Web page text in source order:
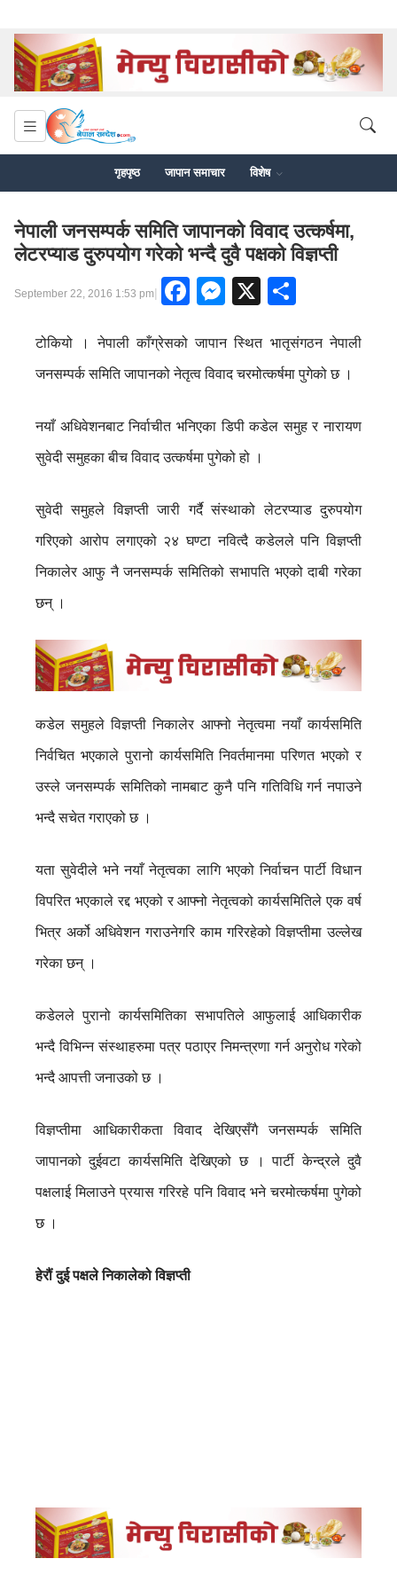
गृहपृष्ठ जापान समाचार विशेष
नेपाली जनसम्पर्क समिति जापानको विवाद उत्कर्षमा,
लेटरप्याड दुरुपयोग गरेको भन्दै दुवै पक्षको विज्ञप्ती
September 22, 2016 1:53 pm| Facebook
Messenger
X
टोकियो । नेपाली काँग्रेसको जापान स्थित भातृसंगठन नेपाली
जनसम्पर्क समिति जापानको नेतृत्व विवाद चरमोत्कर्षमा पुगेको छ ।
नयाँ अधिवेशनबाट निर्वाचीत भनिएका डिपी कडेल समुह र नारायण
सुवेदी समुहका बीच विवाद उत्कर्षमा पुगेको हो ।
सुवेदी समुहले विज्ञप्ती जारी गर्दै संस्थाको लेटरप्याड दुरुपयोग
गरिएको आरोप लगाएको २४ घण्टा नवित्दै कडेलले पनि विज्ञप्ती
निकालेर आफु नै जनसम्पर्क समितिको सभापति भएको दाबी गरेका
छन् ।
कडेल समुहले विज्ञप्ती निकालेर आफ्नो नेतृत्वमा नयाँ कार्यसमिति
निर्वचित भएकाले पुरानो कार्यसमिति निवर्तमानमा परिणत भएको र
उस्ले जनसम्पर्क समितिको नामबाट कुनै पनि गतिविधि गर्न नपाउने
भन्दै सचेत गराएको छ ।
यता सुवेदीले भने नयाँ नेतृत्वका लागि भएको निर्वाचन पार्टी विधान
विपरित भएकाले रद्द भएको र आफ्नो नेतृत्वको कार्यसमितिले एक वर्ष
भित्र अर्को अधिवेशन गराउनेगरि काम गरिरहेको विज्ञप्तीमा उल्लेख
गरेका छन् ।
कडेलले पुरानो कार्यसमितिका सभापतिले आफुलाई आधिकारीक
भन्दै विभिन्न संस्थाहरुमा पत्र पठाएर निमन्त्रणा गर्न अनुरोध गरेको
भन्दै आपत्ती जनाउको छ ।
विज्ञप्तीमा आधिकारीकता विवाद देखिएसँगै जनसम्पर्क समिति
जापानको दुईवटा कार्यसमिति देखिएको छ । पार्टी केन्द्रले दुवै
पक्षलाई मिलाउने प्रयास गरिरहे पनि विवाद भने चरमोत्कर्षमा पुगेको
छ ।
हेरौं दुई पक्षले निकालेको विज्ञप्ती